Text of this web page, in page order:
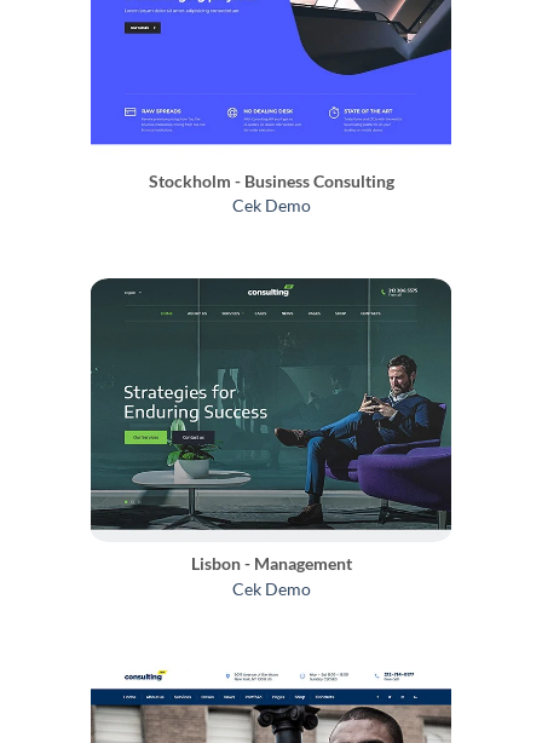
Stockholm - Business Consulting
Cek Demo
Lisbon - Management
Cek Demo